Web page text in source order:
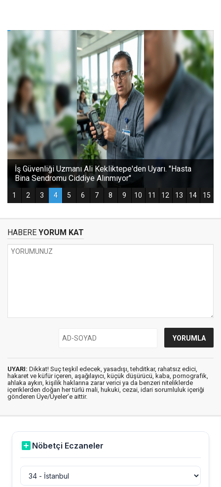
HABERE YORUM KAT
UYARI: Dikkat! Suç teşkil edecek, yasadışı, tehditkar, rahatsız edici,
hakaret ve küfür içeren, aşağılayıcı, küçük düşürücü, kaba, pornografik,
ahlaka aykırı, kişilik haklarına zarar verici ya da benzeri niteliklerde
içeriklerden doğan her türlü mali, hukuki, cezai, idari sorumluluk içeriği
gönderen Üye/Üyeler’e aittir.